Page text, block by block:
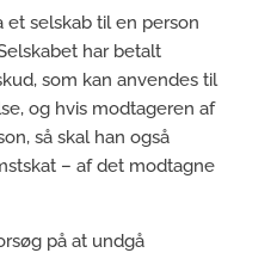
selskab til en person
har betalt
som kan anvendes til
og hvis modtageren af
så skal han også
– af det modtagne
på at undgå